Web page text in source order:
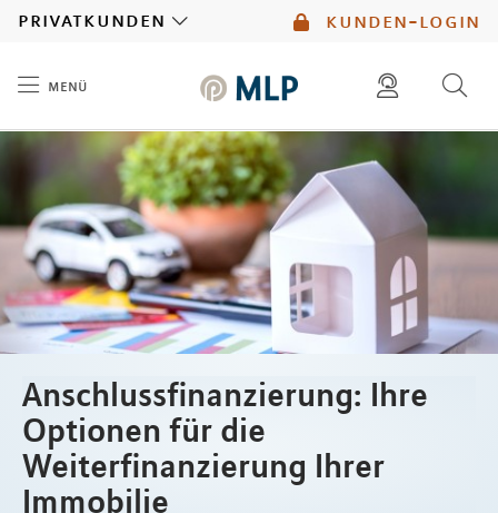
kunden-login
privatkunden
menü
diese website durchsuchen
mlp berater finden
Inhalt
Anschlussfinanzierung: Ihre
Optionen für die
Weiterfinanzierung Ihrer
Immobilie